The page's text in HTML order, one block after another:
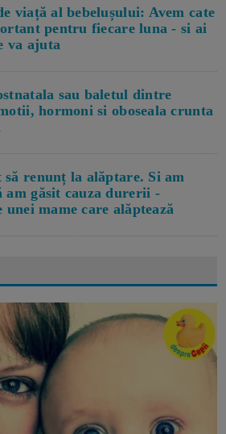
viață al bebelușului: Avem cate
pentru fiecare luna - si ai
va ajuta
sau baletul dintre
hormoni si oboseala crunta
renunț la alăptare. Si am
am găsit cauza durerii -
unei mame care alăptează